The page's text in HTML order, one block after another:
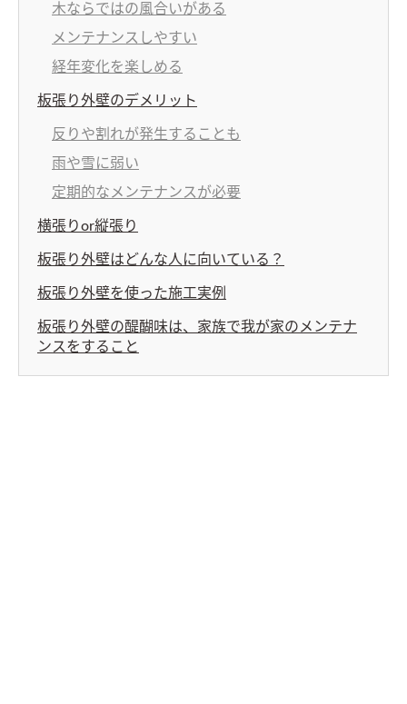
木ならではの風合いがある
メンテナンスしやすい
経年変化を楽しめる
板張り外壁のデメリット
反りや割れが発生することも
雨や雪に弱い
定期的なメンテナンスが必要
横張りor縦張り
板張り外壁はどんな人に向いている？
板張り外壁を使った施工実例
板張り外壁の醍醐味は、家族で我が家のメンテナ
ンスをすること